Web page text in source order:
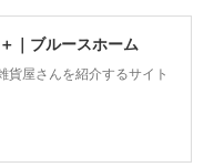
｜ブルースホーム
貨屋さんを紹介するサイト